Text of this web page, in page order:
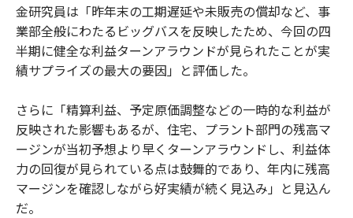
金研究員は「昨年末の工期遅延や未販売の償却など、事
業部全般にわたるビッグバスを反映したため、今回の四
半期に健全な利益ターンアラウンドが見られたことが実
績サプライズの最大の要因」と評価した。
さらに「精算利益、予定原価調整などの一時的な利益が
反映された影響もあるが、住宅、プラント部門の残高マ
ージンが当初予想より早くターンアラウンドし、利益体
力の回復が見られている点は鼓舞的であり、年内に残高
マージンを確認しながら好実績が続く見込み」と見込ん
だ。